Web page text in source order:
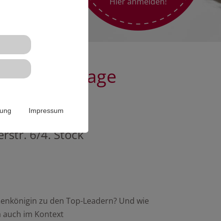
Impressum
Aktionstage
6/4. Stock
zu den Top-Leadern? Und wie
auch im Kontext